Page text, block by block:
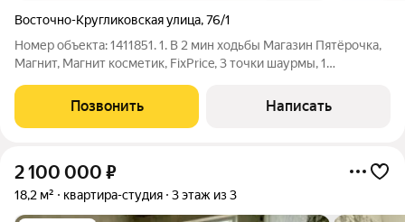
Восточно-Кругликовская улица,76/1
Номер объекта: 1411851. 1. В 2 мин ходьбы Магазин Пятёрочка,
Магнит, Магнит косметик, FixPrice, 3 точки шаурмы, 1
магазин2. Пункты выдачи (DPD, OZON, Yandex, Валдберис,
почта России)3. Две
Позвонить Написать
2 100 000 ₽
18,2 м² квартира-студия 3 этаж из 3